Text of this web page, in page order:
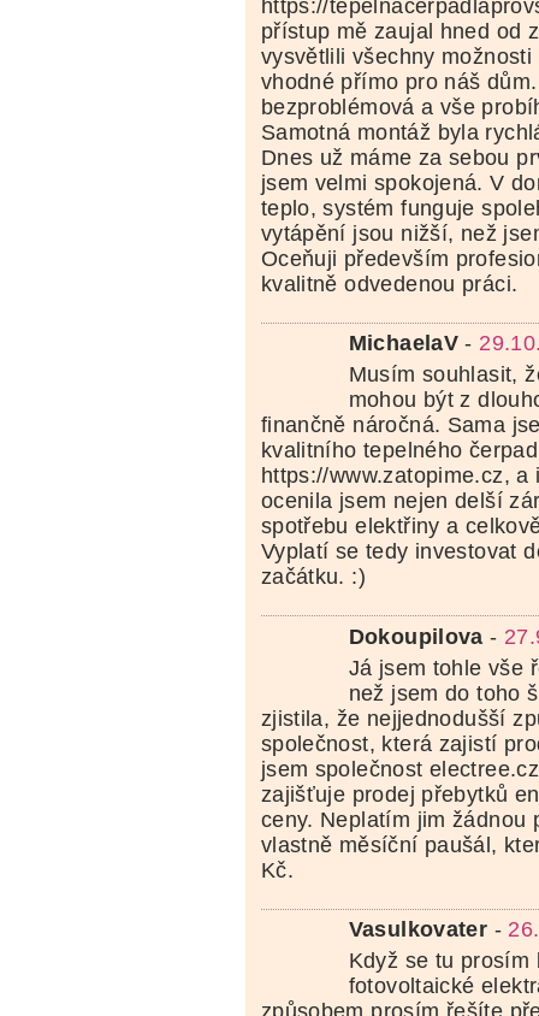
https://
přístup mě zaujal hned od
vysvětlili všechny
vhodné přímo pro náš
bezproblémová a vše
Samotná montáž byla
Dnes už máme za sebou
jsem velmi spokojená. V
teplo, systém funguje
vytápění jsou nižší, než
Oceňuji především
kvalitně odvedenou práci.
MichaelaV -
Musím souhlasit,
mohou být z
finančně náročná. Sama
kvalitního tepelného
https://www.zatopime.cz,
ocenila jsem nejen delší
spotřebu elektřiny a
Vyplatí se tedy investovat
začátku. :)
Dokoupilova -
Já jsem tohle vše
než jsem do toho
zjistila, že nejjednodušší
společnost, která zajistí
jsem společnost
zajišťuje prodej přebytků
ceny. Neplatím jim žádnou
vlastně měsíční paušál,
Kč.
Vasulkovater -
Když se tu prosím
fotovoltaické
způsobem prosím řešíte